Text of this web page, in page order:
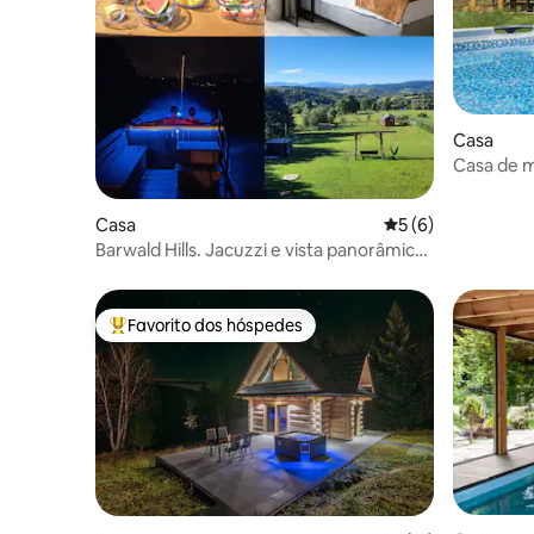
Casa Classificação
5 (6)
Barwald Hills. Jacuzzi e vista panorâmica
Casa
Casa de
Favoritos dos hóspedes mais apreciados
Favorito dos hóspedes